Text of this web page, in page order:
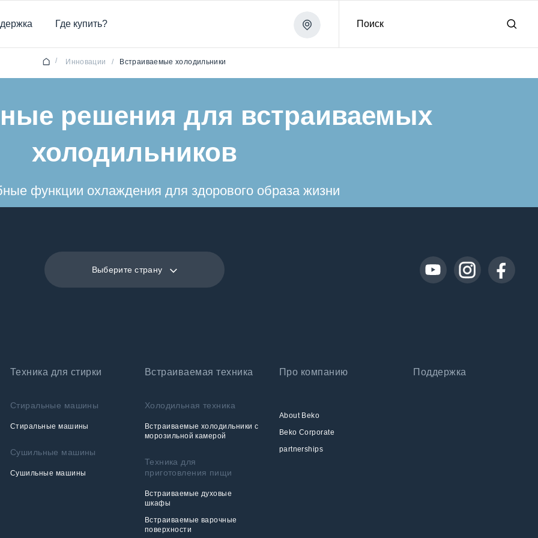
Где купить? Поиск
/ Инновации / Встраиваемые холодильники
решения для встраиваемых
холодильников
функции охлаждения для здорового образа жизни
Выберите страну
Техника для стирки
Стиральные машины
Стиральные машины
Сушильные машины
Сушильные машины
Встраиваемая техника
Холодильная техника
Встраиваемые холодильники с
морозильной камерой
Техника для
приготовления пищи
Встраиваемые духовые
шкафы
Встраиваемые варочные
поверхности
Про компанию
About Beko
Beko Corporate
partnerships
Поддержка